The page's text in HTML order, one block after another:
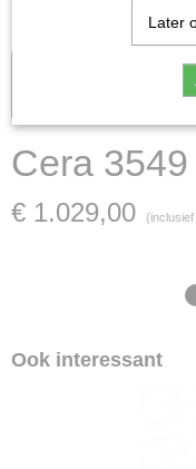
Let op: het kan
verkocht; in dat
Cera 3549
€ 1.029,00
Ook interessant
Later